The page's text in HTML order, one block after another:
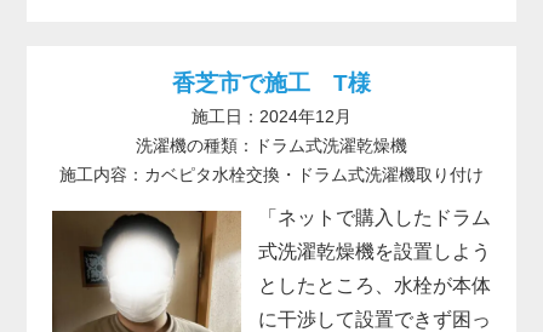
香芝市で施工 T様
施工日：2024年12月
洗濯機の種類：ドラム式洗濯乾燥機
施工内容：カベピタ水栓交換・ドラム式洗濯機取り付け
「ネットで購入したドラム
式洗濯乾燥機を設置しよう
としたところ、水栓が本体
に干渉して設置できず困っ